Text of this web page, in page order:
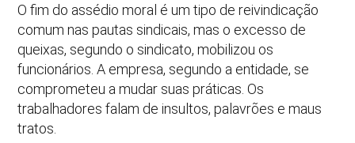
O fim do assédio moral é um tipo de reivindicação
comum nas pautas sindicais, mas o excesso de
queixas, segundo o sindicato, mobilizou os
funcionários. A empresa, segundo a entidade, se
comprometeu a mudar suas práticas. Os
trabalhadores falam de insultos, palavrões e maus
tratos.